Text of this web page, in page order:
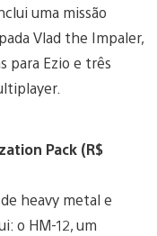
uma missão
Vlad the Impaler,
para Ezio e três
Pack (R$
heavy metal e
o HM-12, um